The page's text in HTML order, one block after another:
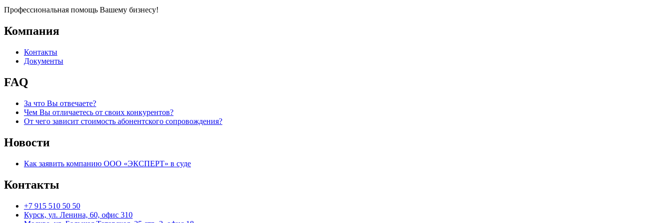
Профессиональная помощь Вашему бизнесу!
Компания
Контакты
Документы
FAQ
За что Вы отвечаете?
Чем Вы отличаетесь от своих конкурентов?
От чего зависит стоимость абонентского сопровождения?
Новости
Как заявить компанию ООО «ЭКСПЕРТ» в суде
Контакты
+7 915 510 50 50
Курск, ул. Ленина, 60, офис 310